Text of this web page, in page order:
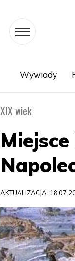
Wywiady
XIX wiek
AKTUALIZACJA: